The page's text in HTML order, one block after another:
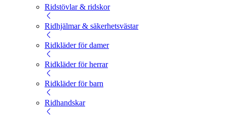
Ridstövlar & ridskor
Ridhjälmar & säkerhetsvästar
Ridkläder för damer
Ridkläder för herrar
Ridkläder för barn
Ridhandskar